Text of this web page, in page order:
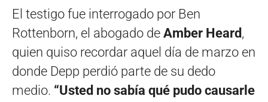
El testigo fue interrogado por Ben
Rottenborn, el abogado de Amber Heard ,
quien quiso recordar aquel día de marzo en
donde Depp perdió parte de su dedo
medio. “Usted no sabía qué pudo causarle